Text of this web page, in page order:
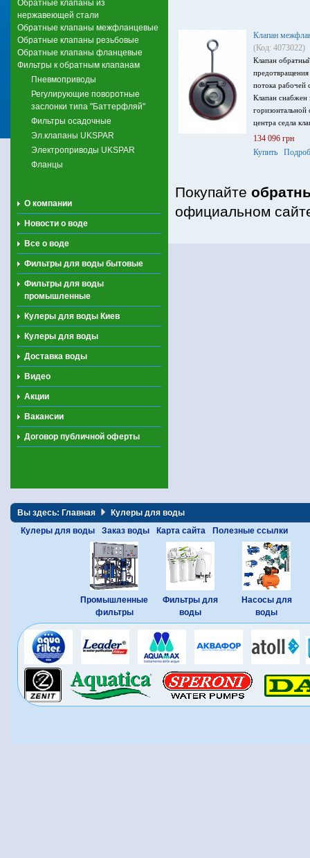
Обратные клапаны из
нержавеющей стали
Обратные клапаны межфланцевые
Обратные клапаны резьбовые
Обратные клапаны фланцевые
Фильтры к обратным клапанам
Пневмоприводы
Регулирующие поворотные
заслонки типа "Баттерфляй"
Фильтры осадочные
Эл.клапаны UKSPAR
Электроприводы UKSPAR
Фланцы
О компании
Новости о воде
Все о воде
Фильтры для воды бытовые
Фильтры для воды
промышленные
Кулеры для воды Киев
Кулеры для воды
Доставка воды
Видео
Акции
Вакансии
Договор публичной оферты
Клапан
(Код: 4073022)
Клапан
потока рабочей
Клапан снабжен
центра седла
134 096 грн
Купить
Покупайте
официальном
Вы здесь: Главная
Кулеры для воды
Кулеры для воды
Заказ воды Карта сайта Полезные ссылки
Промышленные
фильтры
Фильтры для
воды
Насосы для
воды